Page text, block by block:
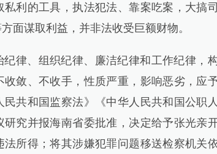
利的工具，执法犯法、靠案吃案，大搞
面谋取利益，并非法收受巨额财物。
律、组织纪律、廉洁纪律和工作纪律，
敛、不收手，性质严重，影响恶劣，应
共和国监察法》《中华人民共和国公职
究并报海南省委批准，决定给予张光亲
所得；将其涉嫌犯罪问题移送检察机关